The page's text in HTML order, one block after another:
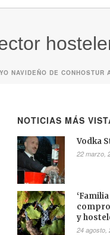
NAVIDEÑO DE CONHOSTUR
NOTICIAS MÁS
Vodka
22 marzo,
y
24 agosto,